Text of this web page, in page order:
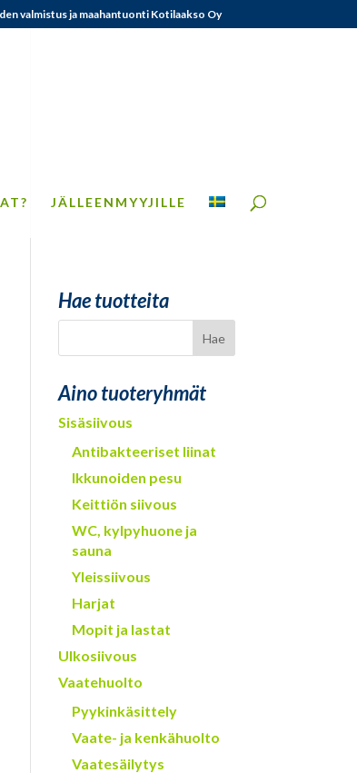
valmistus ja maahantuonti Kotilaakso Oy
JÄLLEENMYYJILLE
Hae tuotteita
Aino tuoteryhmät
Sisäsiivous
Antibakteeriset liinat
Ikkunoiden pesu
Keittiön siivous
WC, kylpyhuone ja
sauna
Yleissiivous
Harjat
Mopit ja lastat
Ulkosiivous
Vaatehuolto
Pyykinkäsittely
Vaate- ja kenkähuolto
Vaatesäilytys